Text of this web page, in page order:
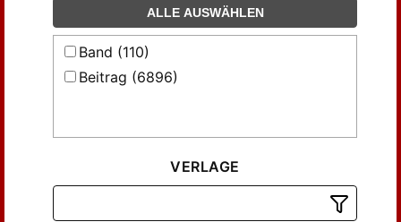
ALLE AUSWÄHLEN
Band (110)
Beitrag (6896)
VERLAGE